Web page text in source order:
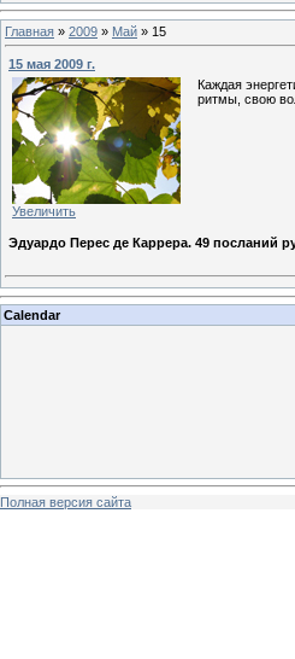
Главная » 2009 » Май » 15
15 мая 2009 г.
Увеличить
Каждая
ритмы, свою
Эдуардо Перес де Каррера. 49 посланий
Calendar
Полная версия сайта